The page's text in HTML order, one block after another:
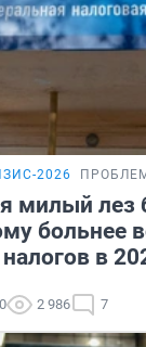
2026
милый лез
больнее
в
2 986 7